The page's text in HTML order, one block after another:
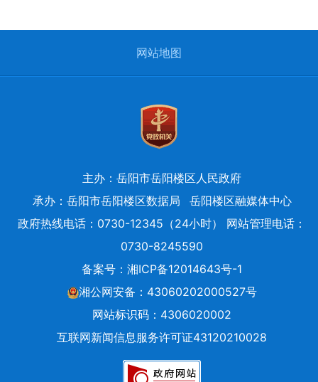
网站地图
主办：岳阳市岳阳楼区人民政府
承办：岳阳市岳阳楼区数据局
岳阳楼区融媒体中心
政府热线电话：0730-12345（24小时） 网站管理电话：
0730-8245590
备案号： 湘ICP备12014643号-1
湘公网安备：43060202000527号
网站标识码：4306020002
互联网新闻信息服务许可证43120210028